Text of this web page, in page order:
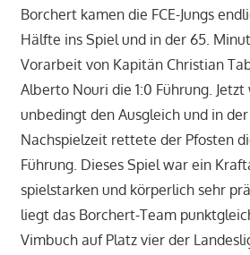
Borchert kamen die FCE-Jungs
Hälfte ins Spiel und in der 65.
Vorarbeit von Kapitän Christian
Alberto Nouri die 1:0 Führung.
unbedingt den Ausgleich und in
Nachspielzeit rettete der Pfosten
Führung. Dieses Spiel war ein
spielstarken und körperlich sehr
liegt das Borchert-Team
Vimbuch auf Platz vier der